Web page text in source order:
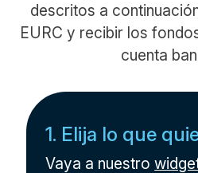
descritos a
EURC y recibir los
cuenta
1. Elija lo que
Vaya a nuestro